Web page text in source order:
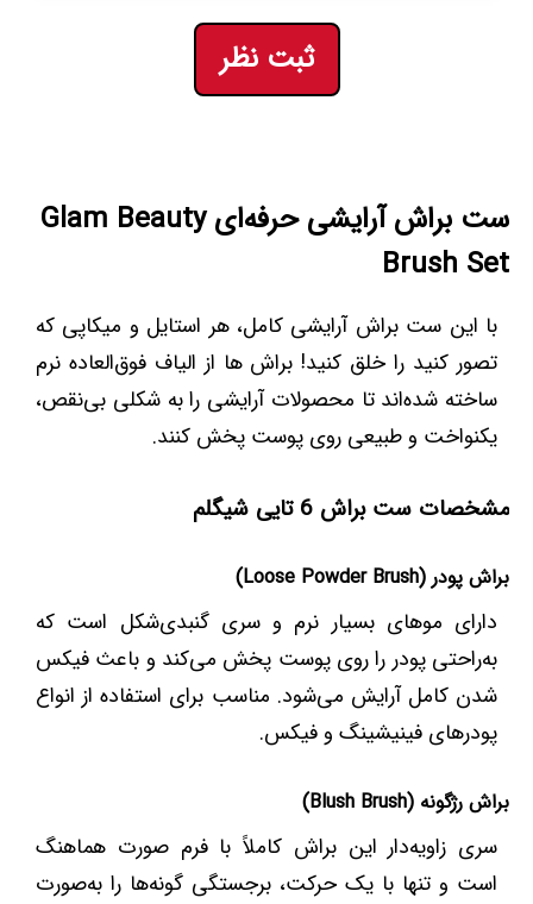
ثبت نظر
ست براش آرایشی حرفه‌ای Glam Beauty
Brush Set
با این ست براش آرایشی کامل، هر استایل و میکاپی که
تصور کنید را خلق کنید! براش ها از الیاف فوق‌العاده نرم
ساخته شده‌اند تا محصولات آرایشی را به شکلی بی‌نقص،
یکنواخت و طبیعی روی پوست پخش کنند.
مشخصات ست براش 6 تایی شیگلم
براش پودر (Loose Powder Brush)
دارای موهای بسیار نرم و سری گنبدی‌شکل است که
به‌راحتی پودر را روی پوست پخش می‌کند و باعث فیکس
شدن کامل آرایش می‌شود. مناسب برای استفاده از انواع
پودرهای فینیشینگ و فیکس.
براش رژگونه (Blush Brush)
سری زاویه‌دار این براش کاملاً با فرم صورت هماهنگ
است و تنها با یک حرکت، برجستگی گونه‌ها را به‌صورت